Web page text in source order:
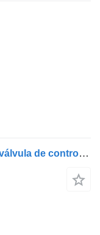
Knorr-Bremse FH (01.05-) K019821 válvula de control de freno para Volvo FH12, FH16, NH12, FH, VNL780 (1993-2014) cabeza tractora